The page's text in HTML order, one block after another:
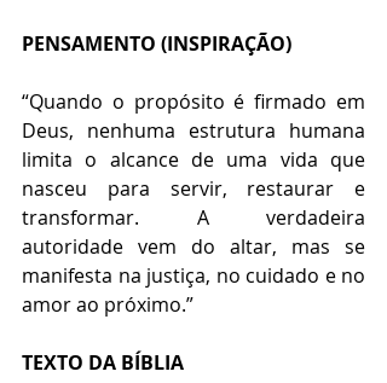
PENSAMENTO (INSPIRAÇÃO)
“Quando o propósito é firmado em
Deus, nenhuma estrutura humana
limita o alcance de uma vida que
nasceu para servir, restaurar e
transformar. A verdadeira
autoridade vem do altar, mas se
manifesta na justiça, no cuidado e no
amor ao próximo.”
TEXTO DA BÍBLIA